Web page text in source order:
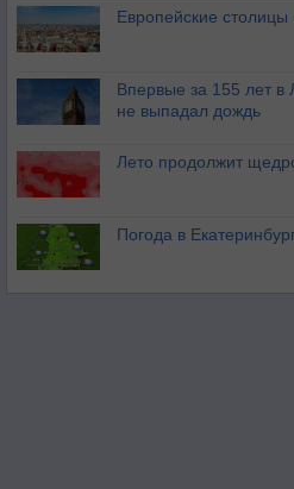
Европейские
Впервые за 155 лет в
не выпадал дождь
Лето продолжит
Погода в